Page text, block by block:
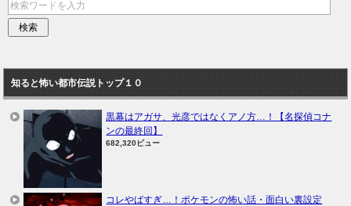
知ると怖い都市伝説トップ１０
黒幕はアガサ、光彦ではなくアノ方…！【名探偵コナ
ンの最終回】
682,320ビュー
コレやばすぎ…！ポケモンの怖い話・面白い裏設定